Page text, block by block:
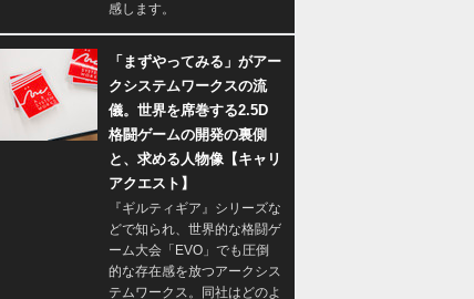
感します。
「まずやってみる」がアー
クシステムワークスの流
儀。世界を席巻する2.5D
格闘ゲームの開発の裏側
と、求める人物像【キャリ
アクエスト】
『ギルティギア』シリーズな
どで知られ、世界的な格闘ゲ
ーム大会「EVO」でも圧倒
的な存在感を放つアークシス
テムワークス。同社はどのよ